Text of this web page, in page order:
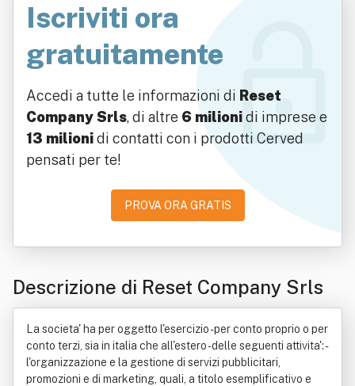
Iscriviti ora
gratuitamente
Accedi a tutte le informazioni di Reset
Company Srls, di altre 6 milionidi imprese e
13 milionidi contatti con i prodotti Cerved
pensati per te!
PROVA ORA GRATIS
Descrizione di Reset Company Srls
La societa' ha per oggetto l'esercizio - per conto proprio o per
conto terzi, sia in italia che all'estero - delle seguenti attivita': -
l'organizzazione e la gestione di servizi pubblicitari,
promozioni e di marketing, quali, a titolo esemplificativo e